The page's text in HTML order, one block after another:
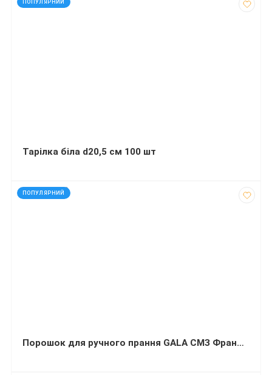
ПОПУЛЯРНИЙ
Тарілка біла d20,5 см 100 шт
ПОПУЛЯРНИЙ
код: 1202889
Порошок для ручного прання GALA СМЗ Французький аромат 400 г